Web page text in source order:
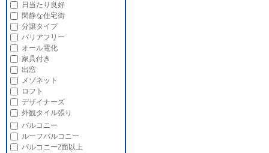
日当たり良好
閑静な住宅街
分譲タイプ
バリアフリー
オール電化
家具付き
出窓
メゾネット
ロフト
デザイナーズ
外観タイル張り
バルコニー
ルーフバルコニー
バルコニー2面以上